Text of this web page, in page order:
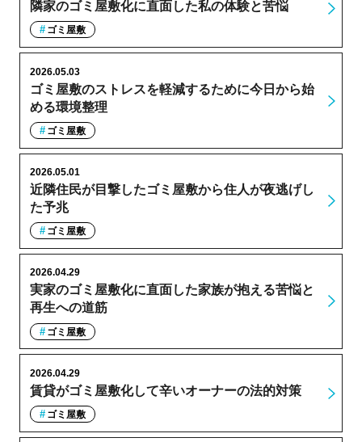
隣家のゴミ屋敷化に直面した私の体験と苦悩
ゴミ屋敷
ゴミ屋敷のストレスを軽減するために今日から始
める環境整理
2026.05.03
ゴミ屋敷
近隣住民が目撃したゴミ屋敷から住人が夜逃げし
た予兆
2026.05.01
ゴミ屋敷
実家のゴミ屋敷化に直面した家族が抱える苦悩と
再生への道筋
2026.04.29
ゴミ屋敷
賃貸がゴミ屋敷化して辛いオーナーの法的対策
2026.04.29
ゴミ屋敷